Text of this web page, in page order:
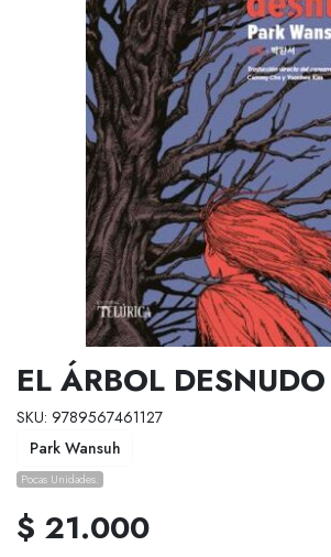
EL ÁRBOL DESNUDO
SKU: 9789567461127
Park Wansuh
Pocas Unidades.
$ 21.000